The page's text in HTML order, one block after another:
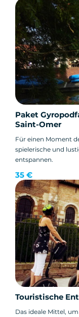
Paket
Saint-Omer
Für einen Moment
spielerische und
entspannen.
35 €
Touristische
Das ideale Mittel,